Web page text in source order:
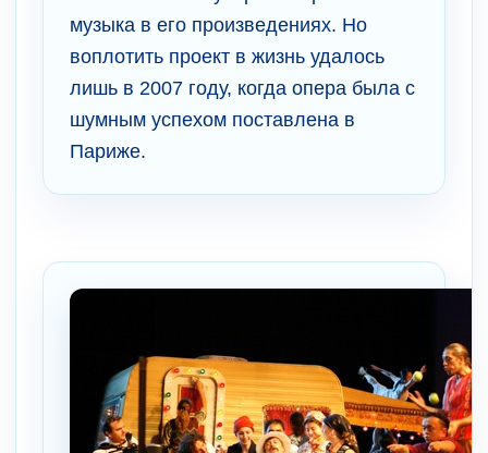
музыка в его произведениях. Но
воплотить проект в жизнь удалось
лишь в 2007 году, когда опера была с
шумным успехом поставлена в
Париже.